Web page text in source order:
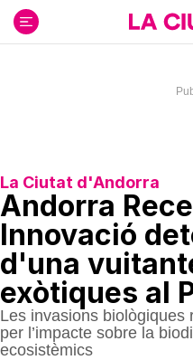
contenido
La Ciutat d'Andorra
Andorra
Innovació
d'una
exòtiques al
Les invasions biològiques
per l’impacte sobre la
ecosistèmics